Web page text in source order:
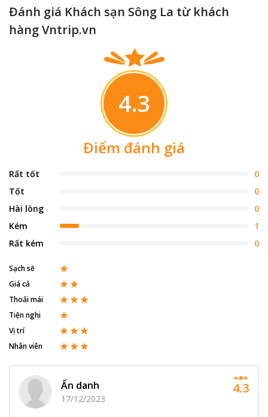
Đánh giá Khách sạn Sông La từ khách
hàng Vntrip.vn
4.3
Điểm đánh giá
Rất tốt
0
Tốt
0
Hài lòng
0
Kém
1
Rất kém
0
Sạch sẽ
Giá cả
Thoải mái
Tiện nghi
Vị trí
Nhân viên
Ẩn danh
17/12/2023
4.3